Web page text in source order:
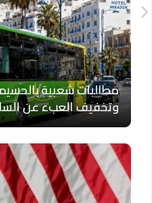
مطالبات شعبية
وتخفيف العبء عن